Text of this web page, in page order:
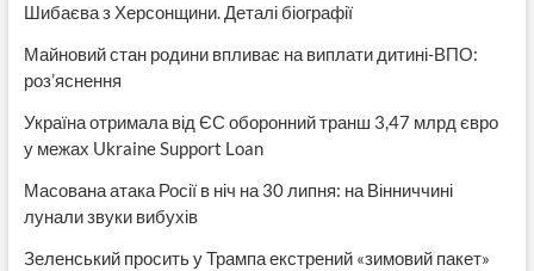
Шибаєва з Херсонщини. Деталі біографії
Майновий стан родини впливає на виплати дитині-ВПО:
роз’яснення
Україна отримала від ЄС оборонний транш 3,47 млрд євро
у межах Ukraine Support Loan
Масована атака Росії в ніч на 30 липня: на Вінниччині
лунали звуки вибухів
Зеленський просить у Трампа екстрений «зимовий пакет»